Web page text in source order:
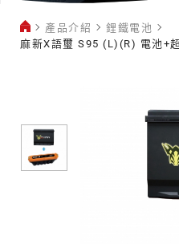
+超
組
合
產品介紹
鋰鐵電池
麻新X語璽 S95 (L)(R) 電池+
池